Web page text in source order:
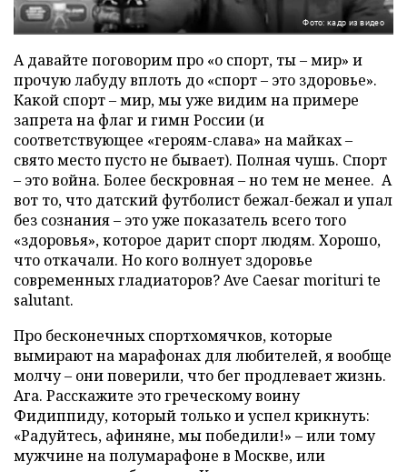
Фото: кадр из видео
А давайте поговорим про «о спорт, ты – мир» и
прочую лабуду вплоть до «спорт – это здоровье».
Какой спорт – мир, мы уже видим на примере
запрета на флаг и гимн России (и
соответствующее «героям-слава» на майках –
свято место пусто не бывает). Полная чушь. Спорт
– это война. Более бескровная – но тем не менее. А
вот то, что датский футболист бежал-бежал и упал
без сознания – это уже показатель всего того
«здоровья», которое дарит спорт людям. Хорошо,
что откачали. Но кого волнует здоровье
современных гладиаторов? Ave Caesar morituri te
salutant.
Про бесконечных спортхомячков, которые
вымирают на марафонах для любителей, я вообще
молчу – они поверили, что бег продлевает жизнь.
Ага. Расскажите это греческому воину
Фидиппиду, который только и успел крикнуть:
«Радуйтесь, афиняне, мы победили!» – или тому
мужчине на полумарафоне в Москве, или